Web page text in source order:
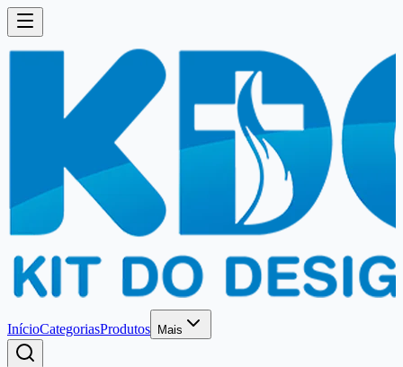
InícioCategoriasProdutos Mais